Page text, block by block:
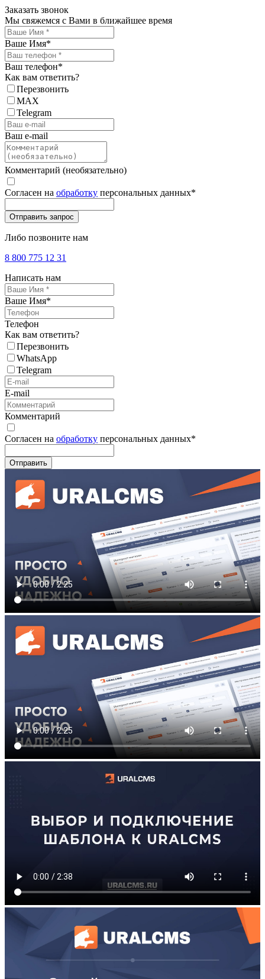
Заказать звонок
Мы свяжемся с Вами в ближайшее время
Ваше Имя*
Ваш телефон*
Как вам ответить?
Перезвонить
MAX
Telegram
Ваш e-mail
Комментарий (необязательно)
Согласен на обработку персональных данных*
Либо позвоните нам
8 800 775 12 31
Написать нам
Ваше Имя*
Телефон
Как вам ответить?
Перезвонить
WhatsApp
Telegram
E-mail
Комментарий
Согласен на обработку персональных данных*